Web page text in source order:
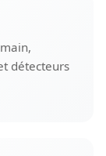
détecteurs